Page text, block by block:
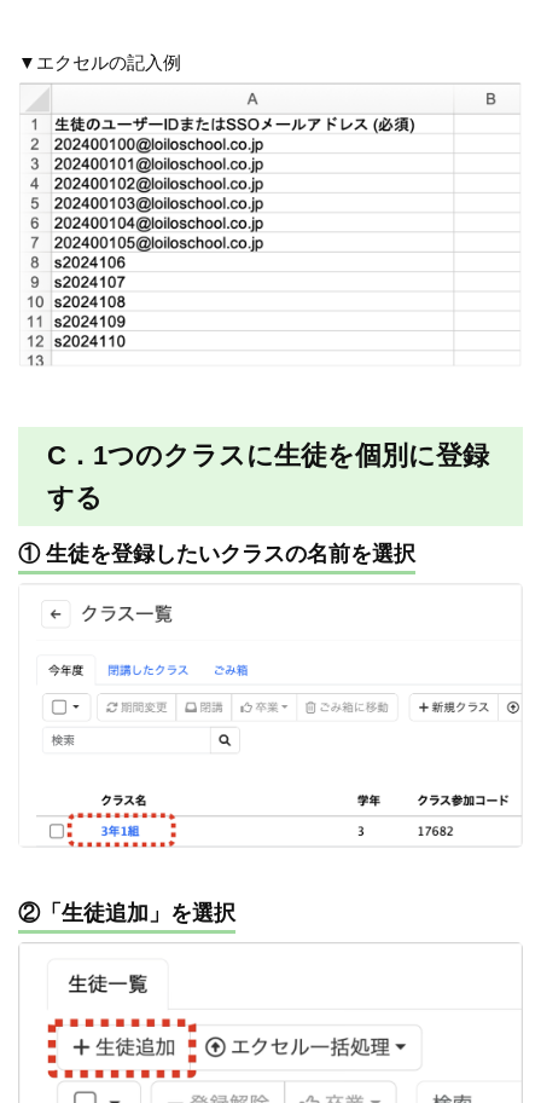
▼エクセルの記入例
C．1つのクラスに生徒を個別に登録
する
① 生徒を登録したいクラスの名前を選択
②「生徒追加」を選択